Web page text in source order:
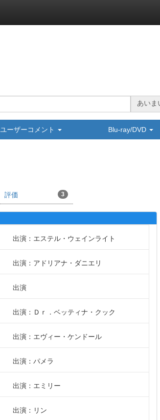
あいま
ユーザーコメント Blu-ray/DVD
評価 3
出演：エステル・ウェインライト
出演：アドリアナ・ダニエリ
出演
出演：Ｄｒ．ベッティナ・クック
出演：エヴィー・ケンドール
出演：パメラ
出演：エミリー
出演：リン